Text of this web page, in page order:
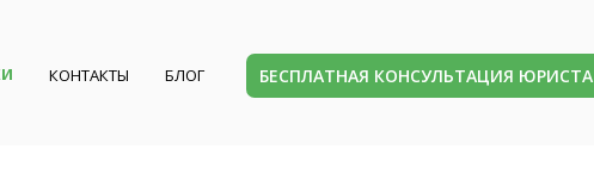
КОНТАКТЫ БЛОГ БЕСПЛАТНАЯ КОНСУЛЬТАЦИЯ ЮРИСТА